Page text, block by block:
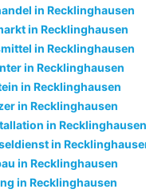
in Recklinghausen
in Recklinghausen
in Recklinghausen
in Recklinghausen
in Recklinghausen
in Recklinghausen
in Recklinghausen
in
in Recklinghausen
in Recklinghausen